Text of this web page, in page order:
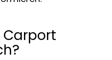
Carport